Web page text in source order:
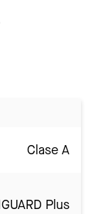
Clase A
Plus